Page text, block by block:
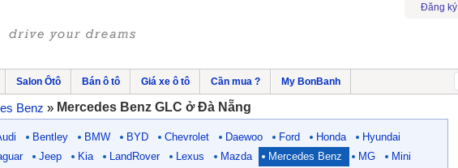
Đăng ký
Salon Ôtô Bán ô tô Giá xe ô tô Cần mua ? My BonBanh
Benz » Mercedes Benz GLC ở Đà Nẵng
Bentley BMW BYD Chevrolet Daewoo Ford Honda
Hyundai
Jeep Kia LandRover Lexus Mazda Mercedes Benz MG
Mini